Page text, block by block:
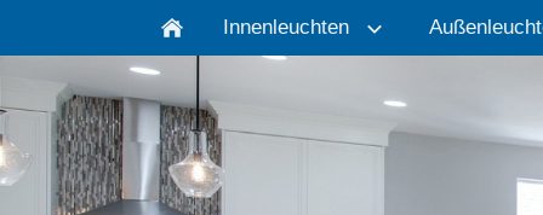
Innenleuchten